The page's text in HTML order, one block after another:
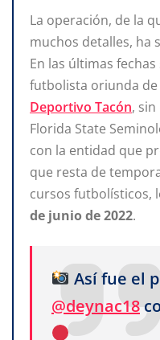
La operación, de la
muchos detalles, ha
En las últimas
futbolista oriunda de
Deportivo Tacón,
Florida State
con la entidad que
que resta de
cursos futbolísticos,
de junio de 2022.
Así fue el
@deynac18